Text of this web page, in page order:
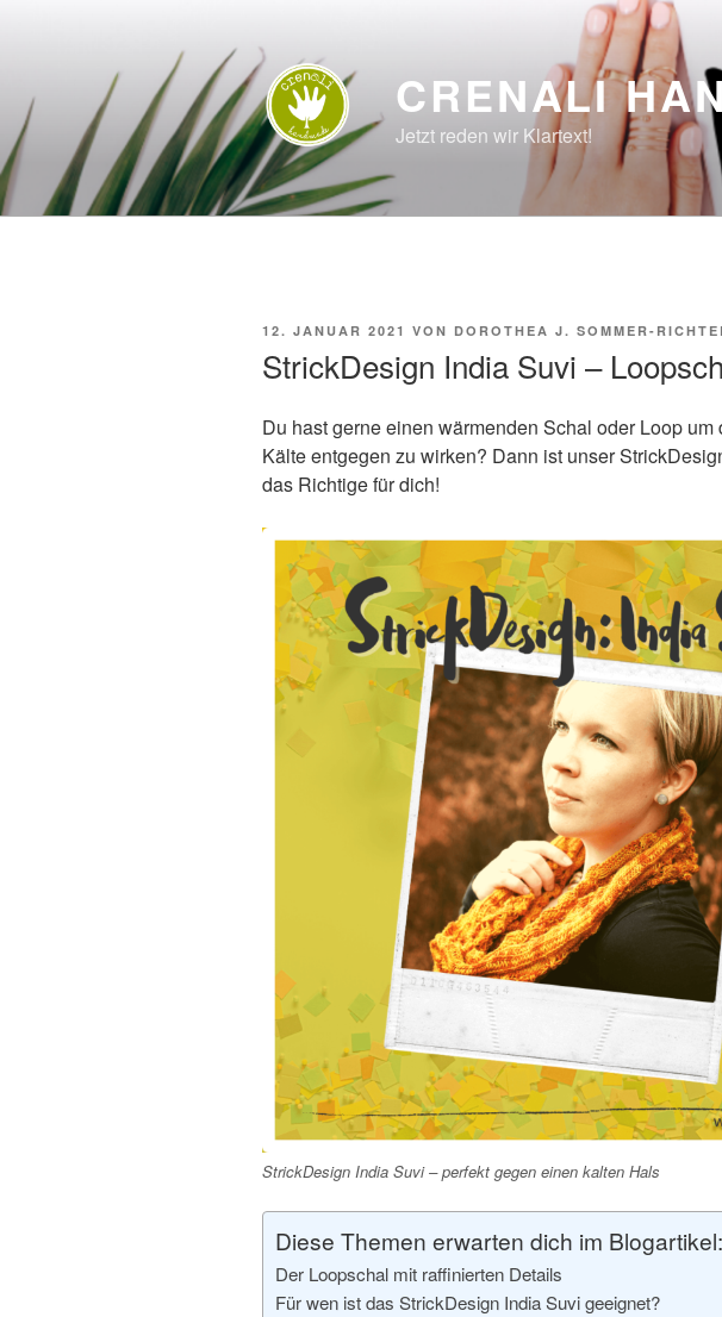
CRENALI
Jetzt reden wir Klartext!
VERÖFFENTLICHT
12. JANUAR 2021 VON DOROTHEA J. SOMMER-
StrickDesign India Suvi –
Du hast gerne einen wärmenden Schal oder Loop um
Kälte entgegen zu wirken? Dann ist unser
das Richtige für dich!
StrickDesign India Suvi – perfekt gegen einen kalten Hals
Diese Themen erwarten dich im Blogartikel:
Der Loopschal mit raffinierten Details
Für wen ist das StrickDesign India Suvi geeignet?